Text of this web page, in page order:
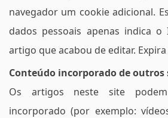
navegador um cookie adicional.
dados pessoais apenas indica
artigo que acabou de editar.
Conteúdo incorporado de outros
Os artigos neste site
incorporado (por exemplo: